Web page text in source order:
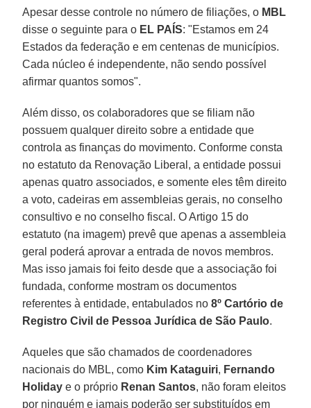
Apesar desse controle no número de filiações, o MBL
disse o seguinte para o EL PAÍS: "Estamos em 24
Estados da federação e em centenas de municípios.
Cada núcleo é independente, não sendo possível
afirmar quantos somos".
Além disso, os colaboradores que se filiam não
possuem qualquer direito sobre a entidade que
controla as finanças do movimento. Conforme consta
no estatuto da Renovação Liberal, a entidade possui
apenas quatro associados, e somente eles têm direito
a voto, cadeiras em assembleias gerais, no conselho
consultivo e no conselho fiscal. O Artigo 15 do
estatuto (na imagem) prevê que apenas a assembleia
geral poderá aprovar a entrada de novos membros.
Mas isso jamais foi feito desde que a associação foi
fundada, conforme mostram os documentos
referentes à entidade, entabulados no8º Cartório de
Registro Civil de Pessoa Jurídica de São Paulo.
Aqueles que são chamados de coordenadores
nacionais do MBL, como Kim Kataguiri, Fernando
Holiday e o próprio Renan Santos, não foram eleitos
por ninguém e jamais poderão ser substituídos em